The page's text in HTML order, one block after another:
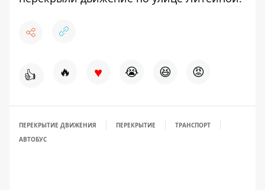
👍 🔥 ♥ 😭 😆 😡
ПЕРЕКРЫТИЕ ДВИЖЕНИЯ ПЕРЕКРЫТИЕ
ТРАНСПОРТ
АВТОБУС